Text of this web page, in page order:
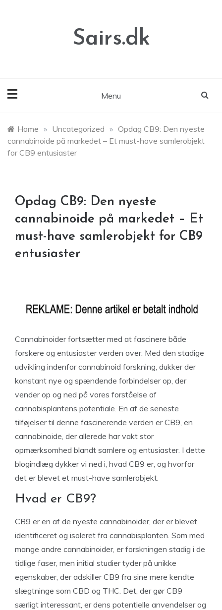
Sairs.dk
Menu
Home » Uncategorized » Opdag CB9: Den nyeste
cannabinoide på markedet – Et must-have samlerobjekt
for CB9 entusiaster
Opdag CB9: Den nyeste
cannabinoide på markedet – Et
must-have samlerobjekt for CB9
entusiaster
Cannabinoider fortsætter med at fascinere både
forskere og entusiaster verden over. Med den stadige
udvikling indenfor cannabinoid forskning, dukker der
konstant nye og spændende forbindelser op, der
vender op og ned på vores forståelse af
cannabisplantens potentiale. En af de seneste
tilføjelser til denne fascinerende verden er CB9, en
cannabinoide, der allerede har vakt stor
opmærksomhed blandt samlere og entusiaster. I dette
blogindlæg dykker vi ned i, hvad CB9 er, og hvorfor
det er blevet et must-have samlerobjekt.
Hvad er CB9?
CB9 er en af de nyeste cannabinoider, der er blevet
identificeret og isoleret fra cannabisplanten. Som med
mange andre cannabinoider, er forskningen stadig i de
tidlige faser, men initial studier tyder på unikke
egenskaber, der adskiller CB9 fra sine mere kendte
slægtninge som CBD og THC. Det, der gør CB9
særligt interessant, er dens potentielle anvendelser og